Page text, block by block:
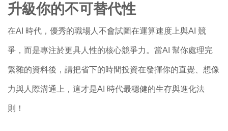
升級你的不可替代性
在AI 時代，優秀的職場人不會試圖在運算速度上與AI 競
爭，而是專注於更具人性的核心競爭力。當AI 幫你處理完
繁雜的資料後，請把省下的時間投資在發揮你的直覺、想像
力與人際溝通上，這才是AI 時代最穩健的生存與進化法
則！